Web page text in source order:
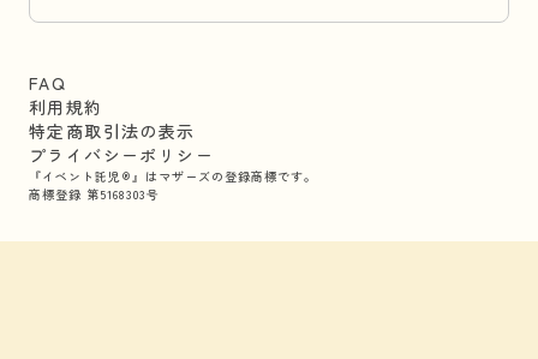
FAQ
利用規約
特定商取引法の表示
プライバシーポリシー
『イベント託児®』はマザーズの登録商標です。
商標登録 第5168303号